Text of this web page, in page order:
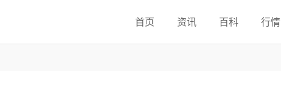
首页 资讯 百科 行情